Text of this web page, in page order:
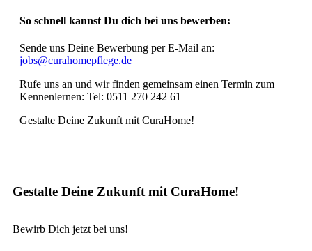
So schnell kannst Du dich bei uns bewerben:
Sende uns Deine Bewerbung per E-Mail an:
jobs@curahomepflege.de
Rufe uns an und wir finden gemeinsam einen Termin zum
Kennenlernen: Tel: 0511 270 242 61
Gestalte Deine Zukunft mit CuraHome!
Gestalte Deine Zukunft mit CuraHome!
Bewirb Dich jetzt bei uns!